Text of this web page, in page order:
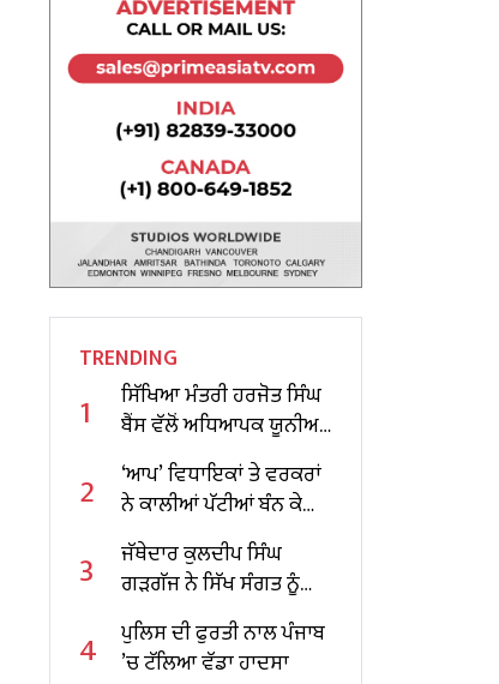
TRENDING
1
ਸਿੱਖਿਆ ਮੰਤਰੀ ਹਰਜੋਤ ਸਿੰਘ
ਬੈਂਸ ਵੱਲੋਂ ਅਧਿਆਪਕ ਯੂਨੀਅਨ
ਮੀਟਿੰਗ, ਮੰਗਾਂ ’ਤੇ ਕੀਤੀ
ਚਰਚਾ
2
‘ਆਪ’ ਵਿਧਾਇਕਾਂ ਤੇ ਵਰਕਰਾਂ
ਨੇ ਕਾਲੀਆਂ ਪੱਟੀਆਂ ਬੰਨ ਕੇ
ਮੁੱਖ ਮੰਤਰੀ ਦਾ ਕੀਤਾ ਵਿਰੋਧ
3
ਜੱਥੇਦਾਰ ਕੁਲਦੀਪ ਸਿੰਘ
ਗੜਗੱਜ ਨੇ ਸਿੱਖ ਸੰਗਤ ਨੂੰ
ਕੀਤੀ ਅਪੀਲ
4
ਪੁਲਿਸ ਦੀ ਫੁਰਤੀ ਨਾਲ ਪੰਜਾਬ
’ਚ ਟੱਲਿਆ ਵੱਡਾ ਹਾਦਸਾ